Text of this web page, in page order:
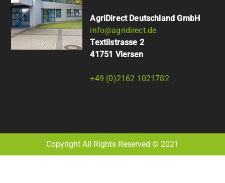
AgriDirect Deutschland GmbH
info@agridirect.de
Textilstrasse 2
41751 Viersen
+49 (0)2162 1021782
Copyright All Rights Reserved © 2021